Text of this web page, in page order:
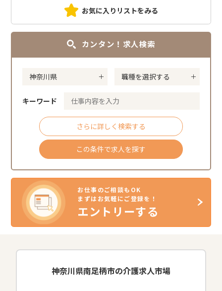
お気に入りリストをみる
カンタン！求人検索
キーワード
さらに詳しく検索する
この条件で求人を探す
お仕事のご相談もOK
まずはお気軽にご登録を！
エントリーする
神奈川県南足柄市の介護求人市場